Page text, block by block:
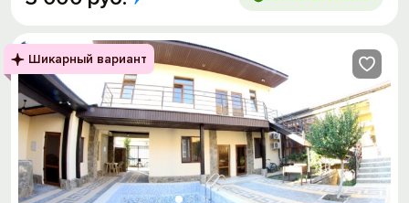
Шикарный вариант